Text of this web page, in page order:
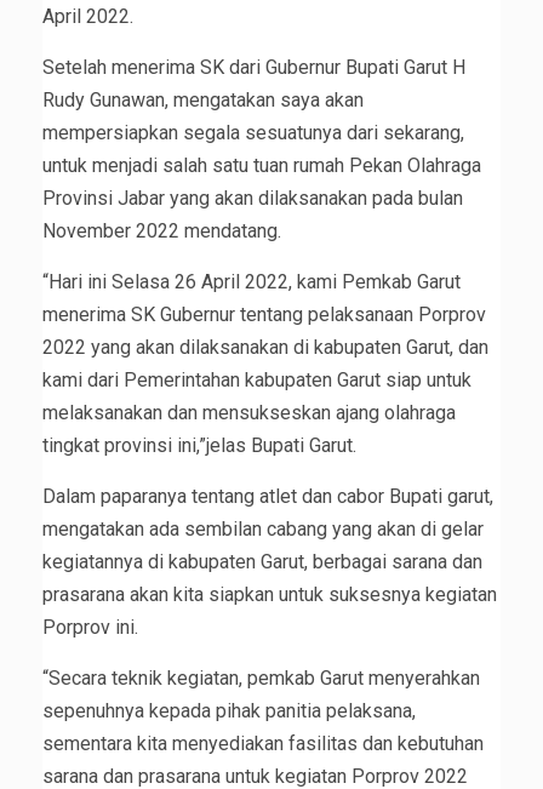
April 2022.
Setelah menerima SK dari Gubernur Bupati Garut H
Rudy Gunawan, mengatakan saya akan
mempersiapkan segala sesuatunya dari sekarang,
untuk menjadi salah satu tuan rumah Pekan Olahraga
Provinsi Jabar yang akan dilaksanakan pada bulan
November 2022 mendatang.
“Hari ini Selasa 26 April 2022, kami Pemkab Garut
menerima SK Gubernur tentang pelaksanaan Porprov
2022 yang akan dilaksanakan di kabupaten Garut, dan
kami dari Pemerintahan kabupaten Garut siap untuk
melaksanakan dan mensukseskan ajang olahraga
tingkat provinsi ini,”jelas Bupati Garut.
Dalam paparanya tentang atlet dan cabor Bupati garut,
mengatakan ada sembilan cabang yang akan di gelar
kegiatannya di kabupaten Garut, berbagai sarana dan
prasarana akan kita siapkan untuk suksesnya kegiatan
Porprov ini.
“Secara teknik kegiatan, pemkab Garut menyerahkan
sepenuhnya kepada pihak panitia pelaksana,
sementara kita menyediakan fasilitas dan kebutuhan
sarana dan prasarana untuk kegiatan Porprov 2022